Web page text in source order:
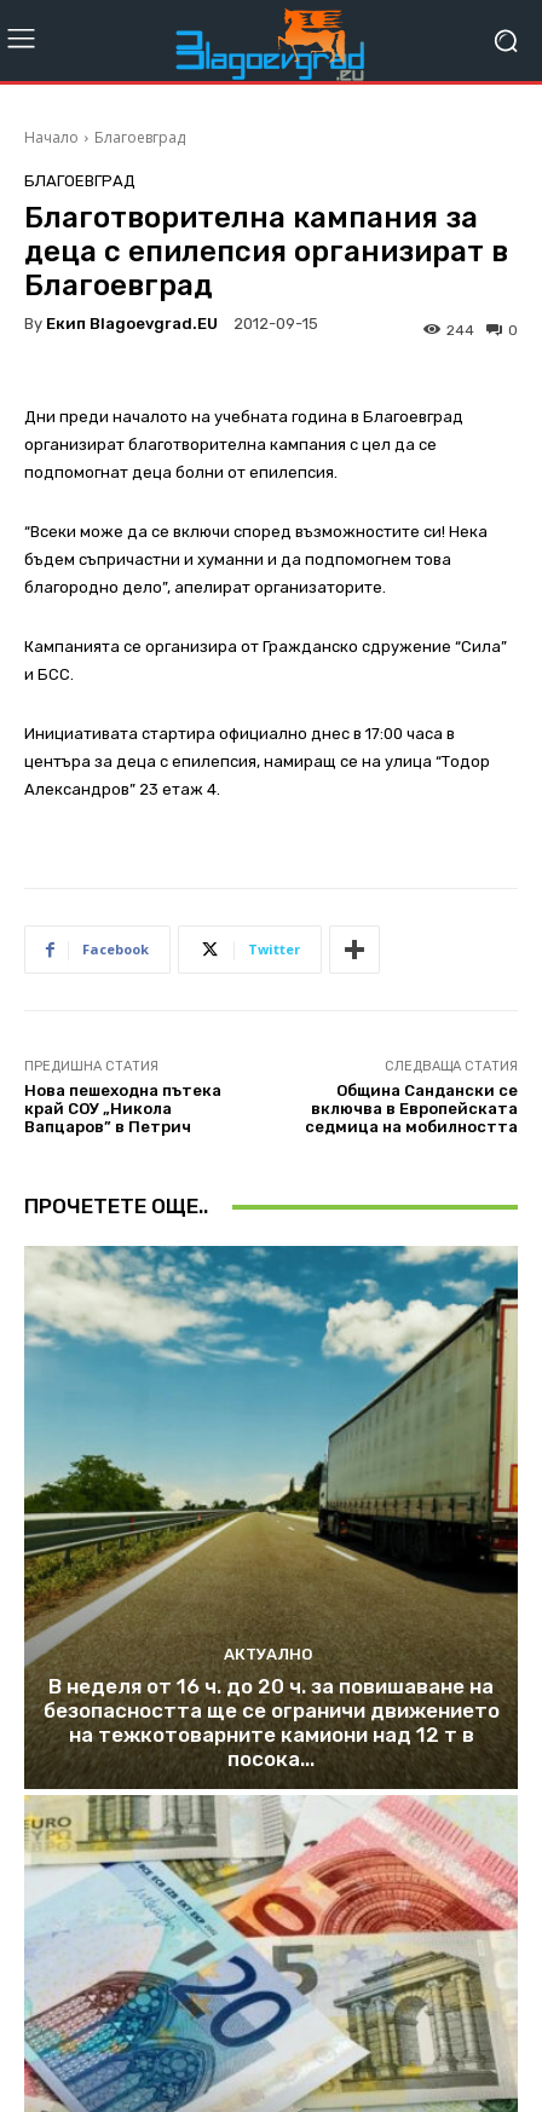
Начало Благоевград
БЛАГОЕВГРАД
Благотворителна кампания за
деца с епилепсия организират в
Благоевград
By Екип Blagoevgrad.EU 2012-09-15 0
244
Дни преди началото на учебната година в Благоевград
организират благотворителна кампания с цел да се
подпомогнат деца болни от епилепсия.
“Всеки може да се включи според възможностите си! Нека
бъдем съпричастни и хуманни и да подпомогнем това
благородно дело”, апелират организаторите.
Кампанията се организира от Гражданско сдружение “Сила”
и БСС.
Инициативата стартира официално днес в 17:00 часа в
центъра за деца с епилепсия, намиращ се на улица “Тодор
Александров” 23 етаж 4.
Facebook Twitter
ПРЕДИШНА СТАТИЯ
Нова пешеходна пътека
край СОУ „Никола
Вапцаров” в Петрич
СЛЕДВАЩА СТАТИЯ
Община Сандански се
включва в Европейската
седмица на мобилността
ПРОЧЕТЕТЕ ОЩЕ..
АКТУАЛНО
В неделя от 16 ч. до 20 ч. за повишаване на
безопасността ще се ограничи движението
на тежкотоварните камиони над 12 т в
посока...